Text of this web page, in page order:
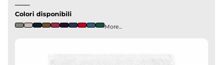
Colori disponibili
More...